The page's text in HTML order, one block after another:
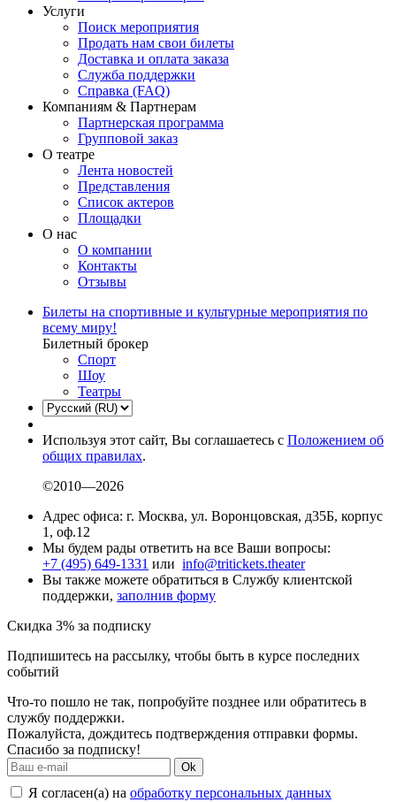
Услуги
Поиск мероприятия
Продать нам свои билеты
Доставка и оплата заказа
Служба поддержки
Справка (FAQ)
Компаниям & Партнерам
Партнерская программа
Групповой заказ
О театре
Лента новостей
Представления
Список актеров
Площадки
О нас
О компании
Контакты
Отзывы
Билеты на спортивные и культурные мероприятия по
всему миру!
Билетный брокер
Спорт
Шоу
Театры
Используя этот сайт, Вы соглашаетесь с Положением об
общих правилах.
©2010—2026
Адрес офиса: г. Москва, ул. Воронцовская, д35Б, корпус
1, оф.12
Мы будем рады ответить на все Ваши вопросы:
+7 (495) 649-1331 или info@tritickets.theater
Вы также можете обратиться в Службу клиентской
поддержки, заполнив форму
Скидка 3% за подписку
Подпишитесь на рассылку, чтобы быть в курсе последних
событий
Что-то пошло не так, попробуйте позднее или обратитесь в
службу поддержки.
Пожалуйста, дождитесь подтверждения отправки формы.
Спасибо за подписку!
Ok
Я согласен(а) на обработку персональных данных